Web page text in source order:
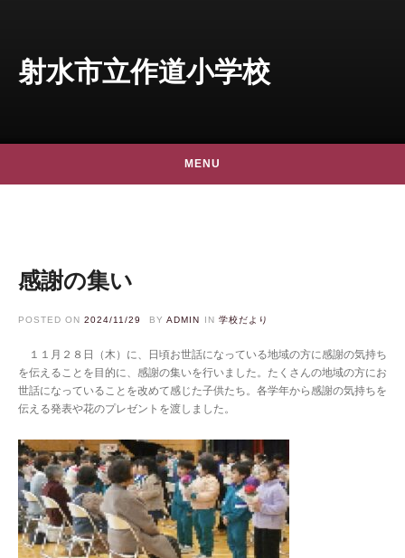
射水市立作道小学校
MENU
感謝の集い
POSTED ON 2024/11/29 BY ADMIN IN 学校だより
１１月２８日（木）に、日頃お世話になっている地域の方に感謝の気持ち
を伝えることを目的に、感謝の集いを行いました。たくさんの地域の方にお
世話になっていることを改めて感じた子供たち。各学年から感謝の気持ちを
伝える発表や花のプレゼントを渡しました。